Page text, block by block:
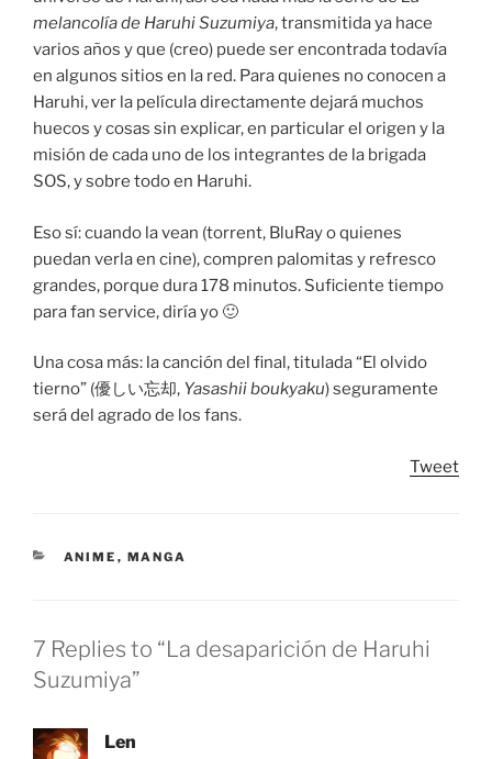
melancolía de Haruhi Suzumiya, transmitida ya hace
varios años y que (creo) puede ser encontrada todavía
en algunos sitios en la red. Para quienes no conocen a
Haruhi, ver la película directamente dejará muchos
huecos y cosas sin explicar, en particular el origen y la
misión de cada uno de los integrantes de la brigada
SOS, y sobre todo en Haruhi.
Eso sí: cuando la vean (torrent, BluRay o quienes
puedan verla en cine), compren palomitas y refresco
grandes, porque dura 178 minutos. Suficiente tiempo
para fan service, diría yo 🙂
Una cosa más: la canción del final, titulada “El olvido
tierno” (優しい忘却, Yasashii boukyaku) seguramente
será del agrado de los fans.
Tweet
CATEGORIES
ANIME , MANGA
7 Replies to “La desaparición de Haruhi
Suzumiya”
Len